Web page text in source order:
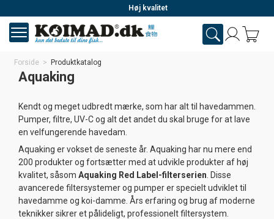
Høj kvalitet
Forside > Produktkatalog
Aquaking
Kendt og meget udbredt mærke, som har alt til havedammen.
Pumper, filtre, UV-C og alt det andet du skal bruge for at lave
en velfungerende havedam.
Aquaking er vokset de seneste år. Aquaking har nu mere end
200 produkter og fortsætter med at udvikle produkter af høj
kvalitet, såsom Aquaking Red Label-filterserien . Disse
avancerede filtersystemer og pumper er specielt udviklet til
havedamme og koi-damme. Års erfaring og brug af moderne
teknikker sikrer et pålideligt, professionelt filtersystem.